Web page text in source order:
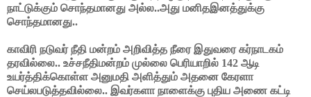
நாட்டுக்கும் சொந்தமானது அல்ல..அது மனிதஇனத்துக்கு
சொந்தமானது..
காவிரி நடுவர் நீதி மன்றம் அறிவித்த நீரை இதுவரை கர்நாடகம்
தரவில்லை.. உச்சநீதிமன்றம் முல்லை பெரியாறில் 142 ஆடி
உயர்த்திக்கொள்ள அனுமதி அளித்தும் அதனை கேரளா
செய்லபடுத்தவில்லை.. இவர்களா நாளைக்கு புதிய அணை கட்டி